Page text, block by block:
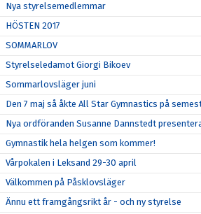
Nya styrelsemedlemmar
HÖSTEN 2017
SOMMARLOV
Styrelseledamot Giorgi Bikoev
Sommarlovsläger juni
Den 7 maj så åkte All Star Gymnastics på
Nya ordföranden Susanne Dannstedt
Gymnastik hela helgen som kommer!
Vårpokalen i Leksand 29-30 april
Välkommen på Påsklovsläger
Ännu ett framgångsrikt år - och ny styrelse